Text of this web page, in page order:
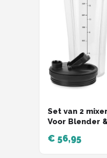
Set van 2
Voor Blender
materialen
€ 56,95